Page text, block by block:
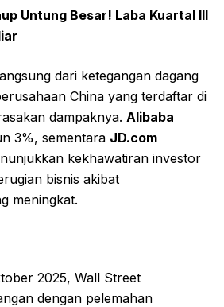
Untung Besar! Laba Kuartal III
dari ketegangan dagang
China yang terdaftar di
dampaknya. Alibaba
3%, sementara JD.com
kekhawatiran investor
bisnis akibat
meningkat.
2025, Wall Street
dengan pelemahan